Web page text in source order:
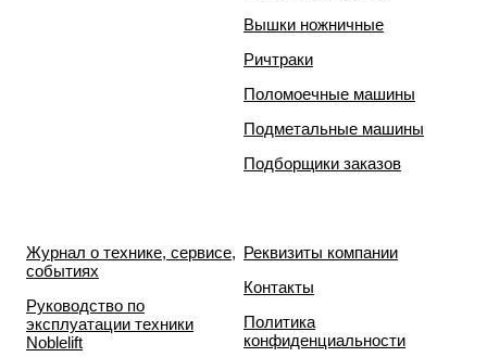
Вышки ножничные
Ричтраки
Поломоечные машины
Подметальные машины
Подборщики заказов
Журнал о технике, сервисе,
событиях
Руководство по
эксплуатации техники
Noblelift
Реквизиты компании
Контакты
Политика
конфиденциальности